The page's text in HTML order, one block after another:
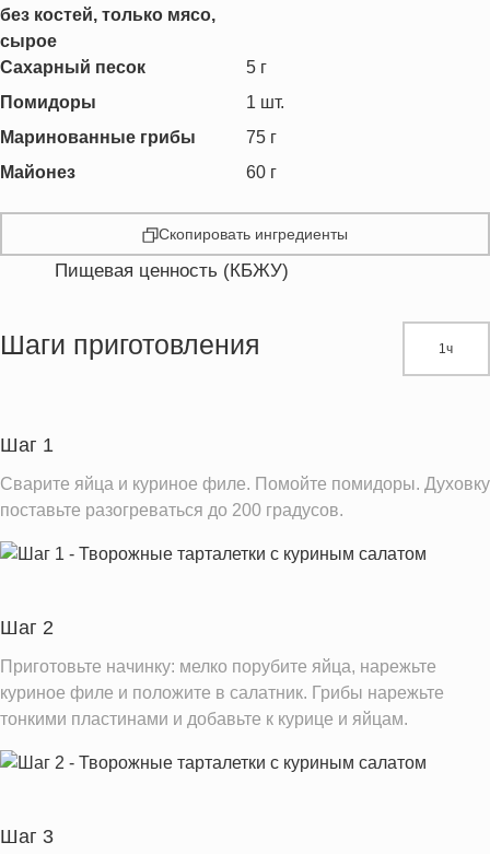
без костей, только мясо,
сырое
Сахарный песок 5 г
Помидоры
1 шт.
Маринованные грибы
75 г
Майонез
60 г
Скопировать ингредиенты
Пищевая ценность (КБЖУ)
Жиры
Пищевые волокна
Сахар
1.8 г
Поваренная соль
0.2 г
Натрий
Фолиевая кислота
19.6 мкг
Витамин С
Шаги приготовления 1ч
Шаг 1
Сварите яйца и куриное филе. Помойте помидоры. Духовку
поставьте разогреваться до 200 градусов.
Шаг 2
Приготовьте начинку: мелко порубите яйца, нарежьте
куриное филе и положите в салатник. Грибы нарежьте
тонкими пластинами и добавьте к курице и яйцам.
Шаг 3